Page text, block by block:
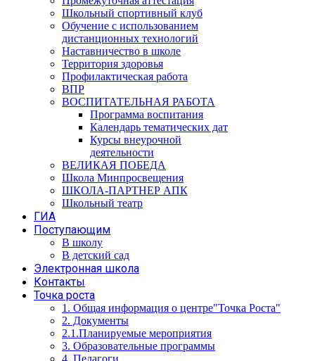
Школьный спортивный клуб
Обучение с использованием
дистанционных технологий
Наставничество в школе
Территория здоровья
Профилактическая работа
ВПР
ВОСПИТАТЕЛЬНАЯ РАБОТА
Программа воспитания
Календарь тематических дат
Курсы внеурочной
деятельности
ВЕЛИКАЯ ПОБЕДА
Школа Минпросвещения
ШКОЛА-ПАРТНЕР АПК
Школьный театр
ГИА
Поступающим
В школу
В детский сад
Электронная школа
Контакты
Точка роста
1. Общая информация о центре"Точка Роста"
2. Документы
2.1.Планируемые мероприятия
3. Образовательные программы
4. Педагоги